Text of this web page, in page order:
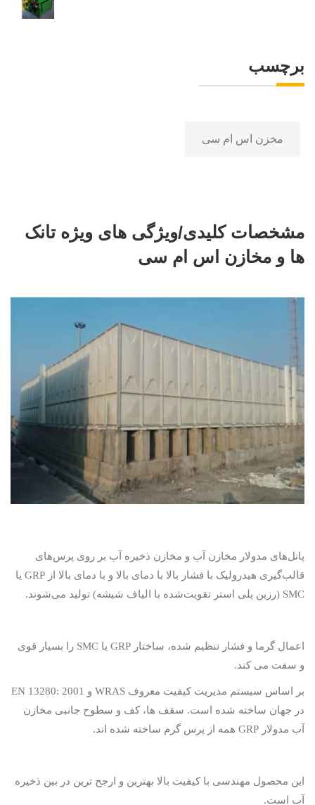
برچسب
مخزن اس ام سی
مشخصات کلیدی/ویژگی های ویژه تانک
ها و مخازن اس ام سی
پانل‌های مدولار مخازن آب و مخازن ذخیره آب بر روی پرس‌های
قالب‌گیری هیدرولیک با فشار بالا با دمای بالا و با دمای بالا از GRP یا
SMC (رزین پلی استر تقویت‌شده با الیاف شیشه) تولید می‌شوند.
اعمال گرما و فشار تنظیم شده، ساختار GRP یا SMC را بسیار قوی
و سفت می کند.
بر اساس سیستم مدیریت کیفیت معروف WRAS و EN 13280: 2001
در جهان ساخته شده است. سقف ها، کف و سطوح جانبی مخازن
آب مدولار GRP همه از پرس گرم ساخته شده اند.
این محصول مهندسی با کیفیت بالا بهترین و ارجح ترین در بین ذخیره
آب است.